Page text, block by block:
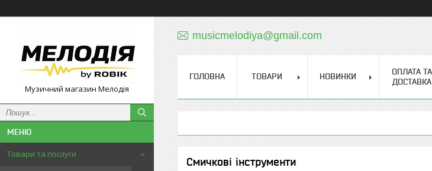
Музичний магазин Мелодія
Товари та послуги
musicmelodiya@gmail.com
ГОЛОВНА ТОВАРИ НОВИНКИ
ОПЛАТА ТА
ДОСТАВКА
Смичкові інструменти